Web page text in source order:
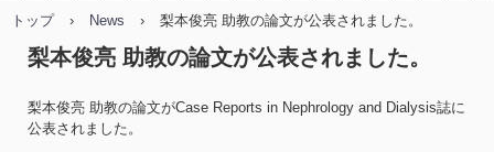
トップ › News › 梨本俊亮 助教の論文が公表されました。
梨本俊亮 助教の論文が公表されました。
梨本俊亮 助教の論文がCase Reports in Nephrology and Dialysis誌に
公表されました。